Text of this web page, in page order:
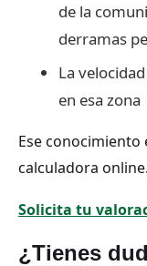
de la
derramas
La
en esa zona
Ese
calculadora online.
Solicita tu
¿Tienes